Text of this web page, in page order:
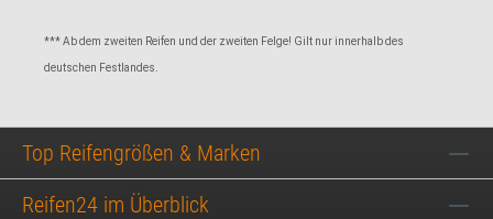
*** Ab dem zweiten Reifen und der zweiten Felge! Gilt nur innerhalb des
deutschen Festlandes.
Top Reifengrößen & Marken
Reifen24 im Überblick